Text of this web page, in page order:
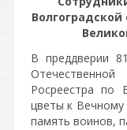
В преддверии
Росреестра по
цветы к
память воинов,